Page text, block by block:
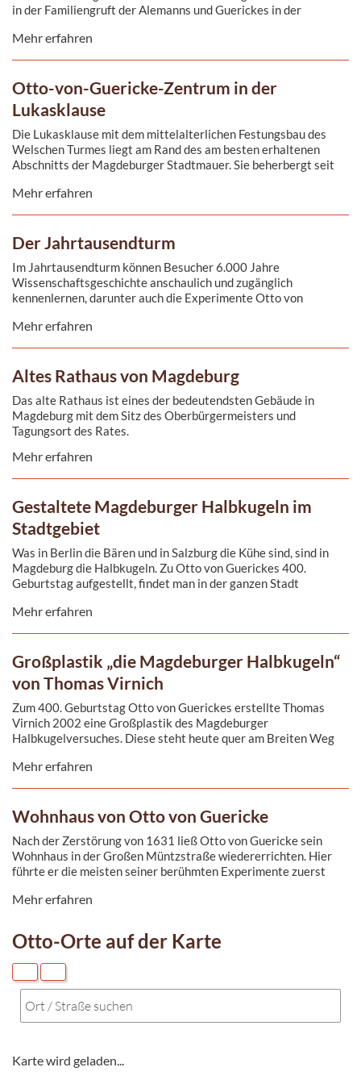
in der Familiengruft der Alemanns und Guerickes in der
des stillen Gedenkens an den großen Sohn Magdeburgs.
Mehr erfahren
Otto-von-Guericke-Zentrum in der
Lukasklause
Die Lukasklause mit dem mittelalterlichen Festungsbau des
Welschen Turmes liegt am Rand des am besten erhaltenen
Abschnitts der Magdeburger Stadtmauer. Sie beherbergt seit
Mehr erfahren
Der Jahrtausendturm
Im Jahrtausendturm können Besucher 6.000 Jahre
Wissenschaftsgeschichte anschaulich und zugänglich
kennenlernen, darunter auch die Experimente Otto von
Mehr erfahren
Altes Rathaus von Magdeburg
Das alte Rathaus ist eines der bedeutendsten Gebäude in
Magdeburg mit dem Sitz des Oberbürgermeisters und
Tagungsort des Rates.
Mehr erfahren
Gestaltete Magdeburger Halbkugeln im
Stadtgebiet
Was in Berlin die Bären und in Salzburg die Kühe sind, sind in
Magdeburg die Halbkugeln. Zu Otto von Guerickes 400.
Geburtstag aufgestellt, findet man in der ganzen Stadt
Mehr erfahren
Großplastik „die Magdeburger Halbkugeln“
von Thomas Virnich
Zum 400. Geburtstag Otto von Guerickes erstellte Thomas
Virnich 2002 eine Großplastik des Magdeburger
Halbkugelversuches. Diese steht heute quer am Breiten Weg
Mehr erfahren
Wohnhaus von Otto von Guericke
Nach der Zerstörung von 1631 ließ Otto von Guericke sein
Wohnhaus in der Großen Müntzstraße wiedererrichten. Hier
führte er die meisten seiner berühmten Experimente zuerst
erinnert eine Plakette an den Wohnsitz des großen
Mehr erfahren
Otto-Orte auf der Karte
Karte wird geladen...